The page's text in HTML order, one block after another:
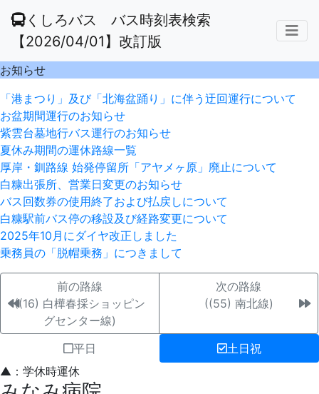
くしろバス バス時刻表検索
【2026/04/01】改訂版
お知らせ
「港まつり」及び「北海盆踊り」に伴う迂回運行について
お盆期間運行のお知らせ
紫雲台墓地行バス運行のお知らせ
夏休み期間の運休路線一覧
厚岸・釧路線 始発停留所「アヤメヶ原」廃止について
白糠出張所、営業日変更のお知らせ
バス回数券の使用終了および払戻しについて
白糠駅前バス停の移設及び経路変更について
2025年10月にダイヤ改正しました
乗務員の「脱帽乗務」につきまして
前の路線
((16) 白樺春採ショッピン
グセンター線)
次の路線
((55) 南北線)
平日
土日祝
▲：学休時運休